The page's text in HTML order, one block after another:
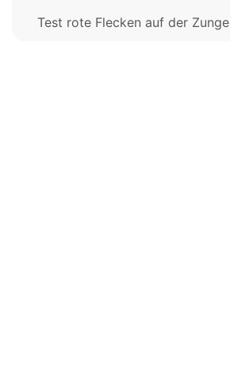
Test rote Flecken auf der Zunge